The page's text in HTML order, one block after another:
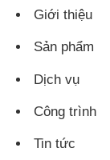
Giới thiệu
Sản phẩm
Dịch vụ
Công trình
Tin tức